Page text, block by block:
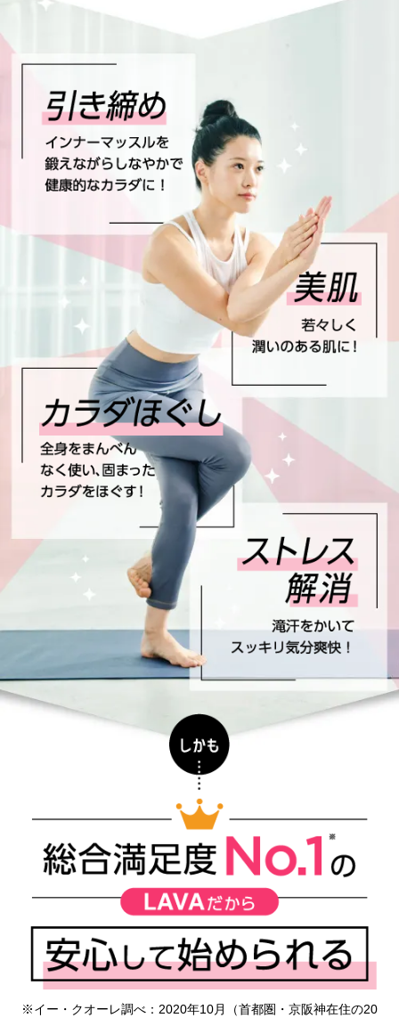
※イー・クオーレ調べ：2020年10月（首都圏・京阪神在住の20